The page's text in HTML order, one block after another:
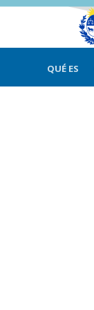
QUÉ ES